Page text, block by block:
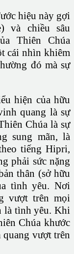
hiệu này gợi
và chiều sâu
Thiên Chúa
cái nhìn khiêm
đó mà sự
hiện của hữu
quang là sự
Chúa là sự
sung mãn, là
tiếng Hipri,
phải sức nặng
thân (sở hữu
tình yêu. Nơi
vượt trên mọi
là tình yêu. Khi
Chúa khước
vượt trên